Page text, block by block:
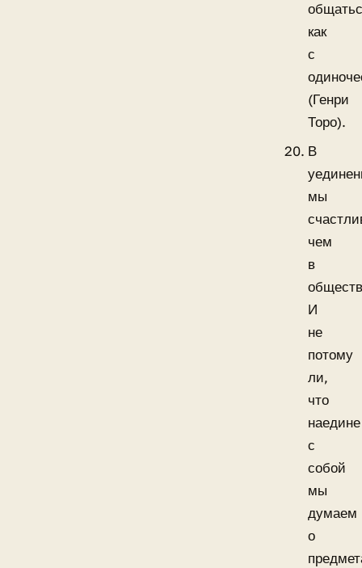
как
с
(Генри
Торо).
В
мы
чем
в
И
не
потому
ли,
что
наедине
с
собой
мы
думаем
о